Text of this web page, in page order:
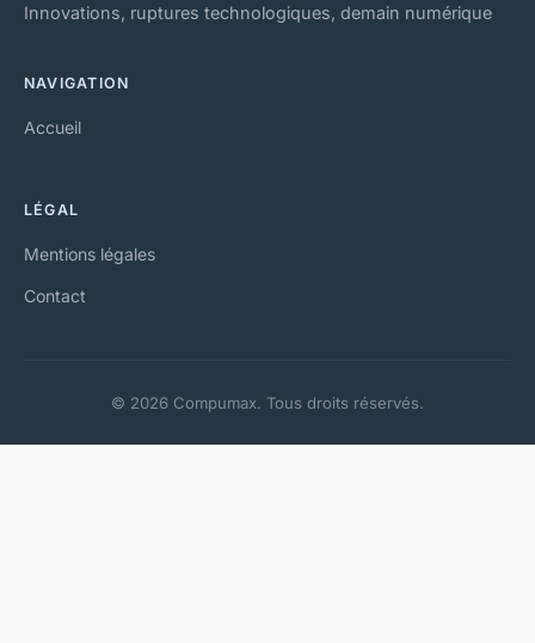
Innovations, ruptures technologiques, demain numérique
NAVIGATION
Accueil
LÉGAL
Mentions légales
Contact
© 2026 Compumax. Tous droits réservés.